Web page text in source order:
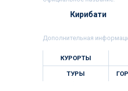
Кирибати
Дополнительная
КУРОРТЫ
ТУРЫ